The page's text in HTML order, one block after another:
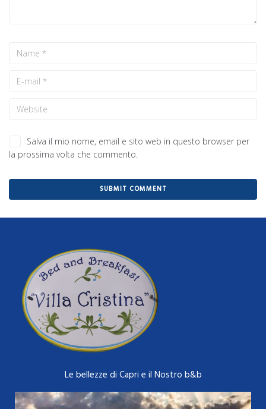
Salva il mio nome, email e sito web in questo browser per
la prossima volta che commento.
Le bellezze di Capri e il Nostro b&b